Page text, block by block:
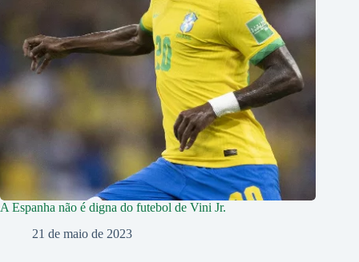
A Espanha não é digna do futebol de Vini Jr.
21 de maio de 2023